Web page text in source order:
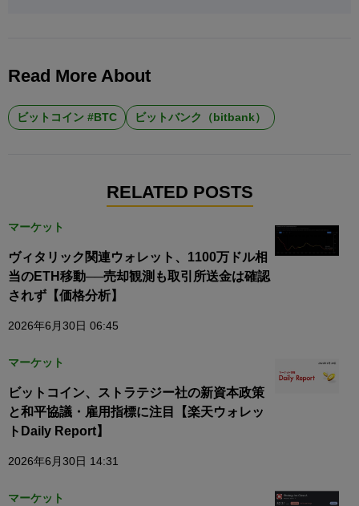
Read More About
ビットコイン #BTC ビットバンク（bitbank）
RELATED POSTS
マーケット
ヴィタリック関連ウォレット、1100万ドル相
当のETH移動──売却観測も取引所送金は確認
されず【価格分析】
2026年6月30日 06:45
マーケット
ビットコイン、ストラテジー社の新資本政策
と和平協議・雇用指標に注目【楽天ウォレッ
トDaily Report】
2026年6月30日 14:31
マーケット